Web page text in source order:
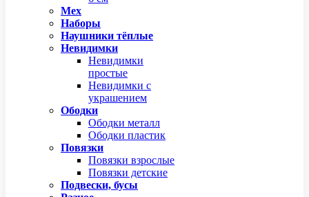
Мех
Наборы
Наушники тёплые
Невидимки
Невидимки
простые
Невидимки с
украшением
Ободки
Ободки металл
Ободки пластик
Повязки
Повязки взрослые
Повязки детские
Подвески, бусы